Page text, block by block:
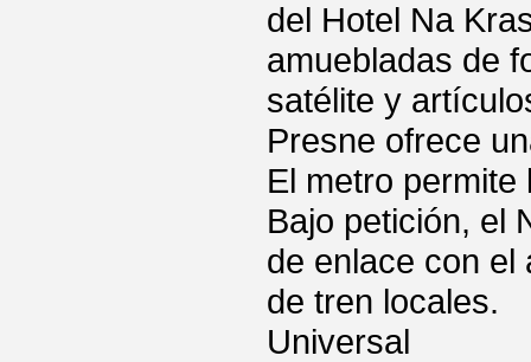
del Hotel Na
amuebladas de
satélite y
Presne ofrece
El metro
Bajo petición, el
de enlace con el
de tren locales.
Universal